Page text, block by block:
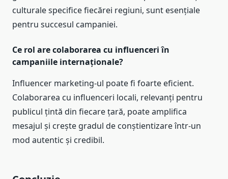
culturale specifice fiecărei regiuni, sunt esențiale
pentru succesul campaniei.
Ce rol are colaborarea cu influenceri în
campaniile internaționale?
Influencer marketing-ul poate fi foarte eficient.
Colaborarea cu influenceri locali, relevanți pentru
publicul țintă din fiecare țară, poate amplifica
mesajul și crește gradul de conștientizare într-un
mod autentic și credibil.